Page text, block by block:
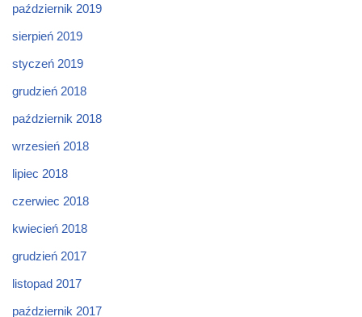
październik 2019
sierpień 2019
styczeń 2019
grudzień 2018
październik 2018
wrzesień 2018
lipiec 2018
czerwiec 2018
kwiecień 2018
grudzień 2017
listopad 2017
październik 2017